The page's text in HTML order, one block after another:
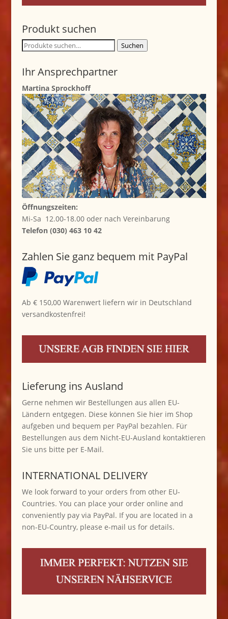
Produkt suchen
Suche
Suchen
Ihr Ansprechpartner
Martina Sprockhoff
Öffnungszeiten:
Mi-Sa 12.00-18.00 oder nach Vereinbarung
Telefon (030) 463 10 42
Zahlen Sie ganz bequem mit PayPal
Ab € 150,00 Warenwert liefern wir in Deutschland
versandkostenfrei!
Lieferung ins Ausland
Gerne nehmen wir Bestellungen aus allen EU-
Ländern entgegen. Diese können Sie hier im Shop
aufgeben und bequem per PayPal bezahlen. Für
Bestellungen aus dem Nicht-EU-Ausland kontaktieren
Sie uns bitte per E-Mail.
INTERNATIONAL DELIVERY
We look forward to your orders from other EU-
Countries. You can place your order online and
conveniently pay via PayPal. If you are located in a
non-EU-Country, please e-mail us for details.